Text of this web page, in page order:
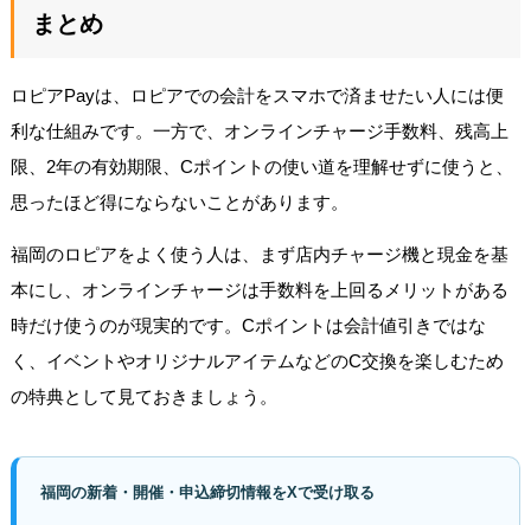
まとめ
ロピアPayは、ロピアでの会計をスマホで済ませたい人には便
利な仕組みです。一方で、オンラインチャージ手数料、残高上
限、2年の有効期限、Cポイントの使い道を理解せずに使うと、
思ったほど得にならないことがあります。
福岡のロピアをよく使う人は、まず店内チャージ機と現金を基
本にし、オンラインチャージは手数料を上回るメリットがある
時だけ使うのが現実的です。Cポイントは会計値引きではな
く、イベントやオリジナルアイテムなどのC交換を楽しむため
の特典として見ておきましょう。
福岡の新着・開催・申込締切情報をXで受け取る